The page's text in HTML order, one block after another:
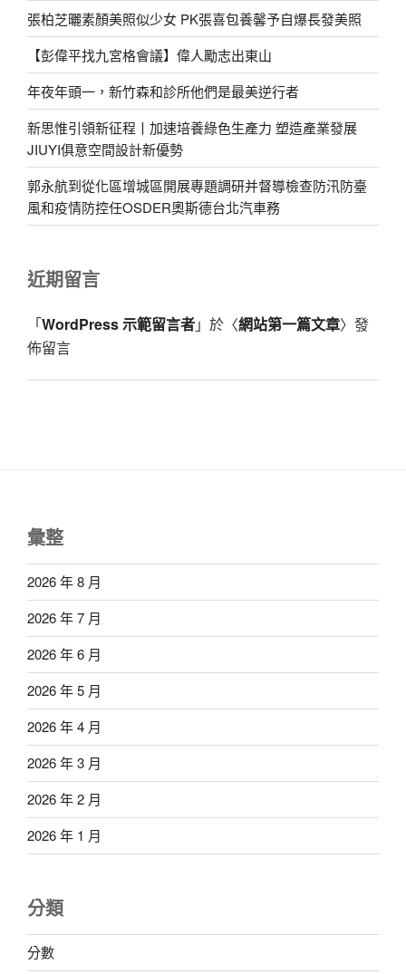
張柏芝曬素顏美照似少女 PK張喜包養馨予自爆長發美照
【彭偉平找九宮格會議】偉人勵志出東山
年夜年頭一，新竹森和診所他們是最美逆行者
新思惟引領新征程丨加速培養綠色生產力 塑造產業發展
JIUYI俱意空間設計新優勢
郭永航到從化區增城區開展專題調研并督導檢查防汛防臺
風和疫情防控任OSDER奧斯德台北汽車務
近期留言
「WordPress 示範留言者」於〈網站第一篇文章〉發
佈留言
彙整
2026 年 8 月
2026 年 7 月
2026 年 6 月
2026 年 5 月
2026 年 4 月
2026 年 3 月
2026 年 2 月
2026 年 1 月
分類
分數